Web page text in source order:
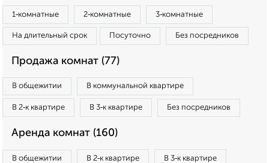
1‑комнатные 2‑комнатные 3‑комнатные
На длительный срок Посуточно Без посредников
Продажа комнат (77)
В общежитии В коммунальной квартире
В 2‑к квартире В 3‑к квартире Без посредников
Аренда комнат (160)
В общежитии В 2‑к квартире В 3‑к квартире